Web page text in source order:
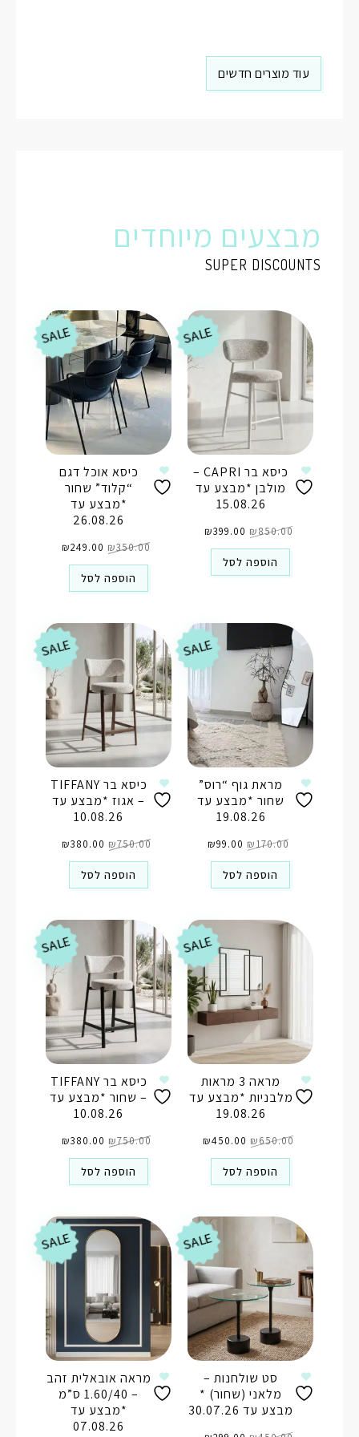
עוד מוצרים חדשים
מבצעים מיוחדים
SUPER DISCOUNTS
SALE
כיסא אוכל דגם
“קלוד” שחור
*מבצע עד
26.08.26
₪350.00 המקורי
היה:
₪350.00.
₪249.00 הנוכחי
הוא:
הוספה לסל
SALE
כיסא בר CAPRI –
מולבן *מבצע עד
15.08.26
₪850.00 המקורי
היה:
₪850.00.
₪399.00 הנוכחי
הוא:
הוספה לסל
SALE
כיסא בר TIFFANY
– אגוז *מבצע עד
10.08.26
₪750.00 המקורי
היה:
₪750.00.
₪380.00 הנוכחי
הוא:
הוספה לסל
SALE
מראת גוף “רוס”
שחור *מבצע עד
19.08.26
₪170.00 המקורי
היה:
₪170.00.
₪99.00 הנוכחי
הוא:
הוספה לסל
SALE
כיסא בר TIFFANY
– שחור *מבצע עד
10.08.26
₪750.00 המקורי
היה:
₪750.00.
₪380.00 הנוכחי
הוא:
הוספה לסל
SALE
מראה 3 מראות
מלבניות *מבצע עד
19.08.26
₪650.00 המקורי
היה:
₪650.00.
₪450.00 הנוכחי
הוא:
הוספה לסל
SALE
מראה אובאלית זהב
– 1.60/40 ס”מ
*מבצע עד
07.08.26
SALE
סט שולחנות –
מלאני (שחור) *
מבצע עד 30.07.26